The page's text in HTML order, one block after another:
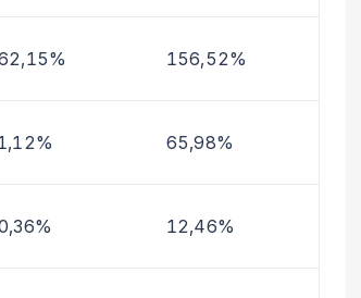
156,52%
65,98%
12,46%